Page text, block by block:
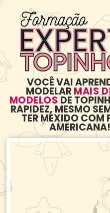
VOCÊ VAI
MODELARMAIS
MODELOSDE
RAPIDEZ, MESMO
TER MEXIDO COM
AMERICANA!